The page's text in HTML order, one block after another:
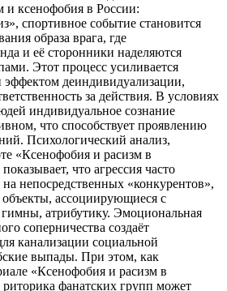
ксенофобия в России:
спортивное событие становится
образа врага, где
и её сторонники наделяются
Этот процесс усиливается
деиндивидуализации,
за действия. В условиях
индивидуальное сознание
что способствует проявлению
Психологический анализ,
«Ксенофобия и расизм в
что агрессия часто
на непосредственных «конкурентов»,
ассоциирующиеся с
атрибутику. Эмоциональная
соперничества создаёт
канализации социальной
выпады. При этом, как
«Ксенофобия и расизм в
фанатских групп может